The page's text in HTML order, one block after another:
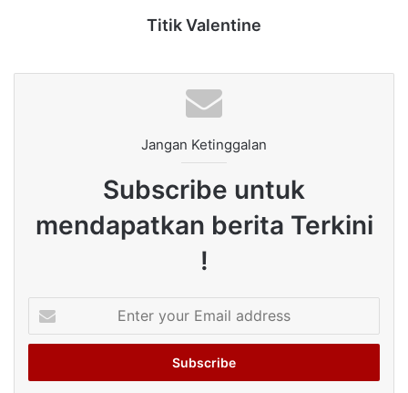
Titik Valentine
Jangan Ketinggalan
Subscribe untuk
mendapatkan berita Terkini
!
your
Email